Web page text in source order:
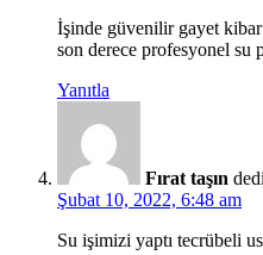
İşinde güvenilir gayet
son derece profesyonel su
Yanıtla
Fırat taşın
Şubat 10, 2022, 6:48 am
Su işimizi yaptı tecrübeli